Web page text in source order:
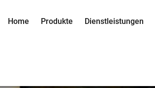
Home Produkte Dienstleistungen